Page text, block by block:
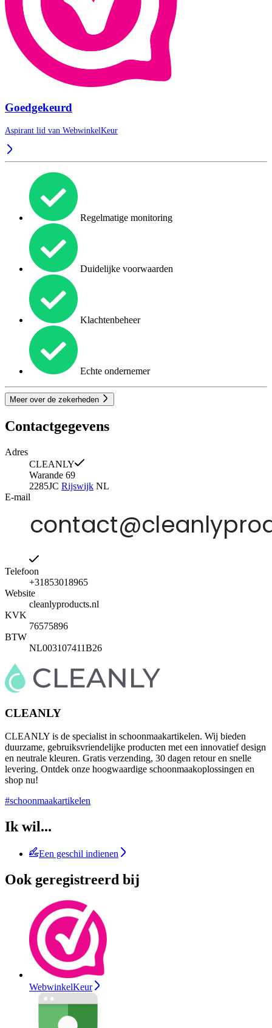
Goedgekeurd
Aspirant lid van WebwinkelKeur
Regelmatige monitoring
Duidelijke voorwaarden
Klachtenbeheer
Echte ondernemer
Meer over de zekerheden
Contactgegevens
Adres
CLEANLY
Warande 69
2285JC Rijswijk NL
E-mail
Telefoon
‭+31853018965‬
Website
cleanlyproducts.nl
KVK
76575896
BTW
NL003107411B26
CLEANLY
CLEANLY is de specialist in schoonmaakartikelen. Wij bieden
duurzame, gebruiksvriendelijke producten met een innovatief design
en neutrale kleuren. Gratis verzending, 30 dagen retour en snelle
levering. Ontdek onze hoogwaardige schoonmaakoplossingen en
shop nu!
#schoonmaakartikelen
Ik wil...
Een geschil indienen
Ook geregistreerd bij
WebwinkelKeur